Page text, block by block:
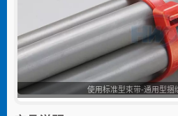
使用标准型束带-通用型捆